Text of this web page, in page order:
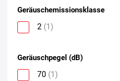
Geräuschemissionsklasse
2 (1)
Geräuschpegel (dB)
70 (1)